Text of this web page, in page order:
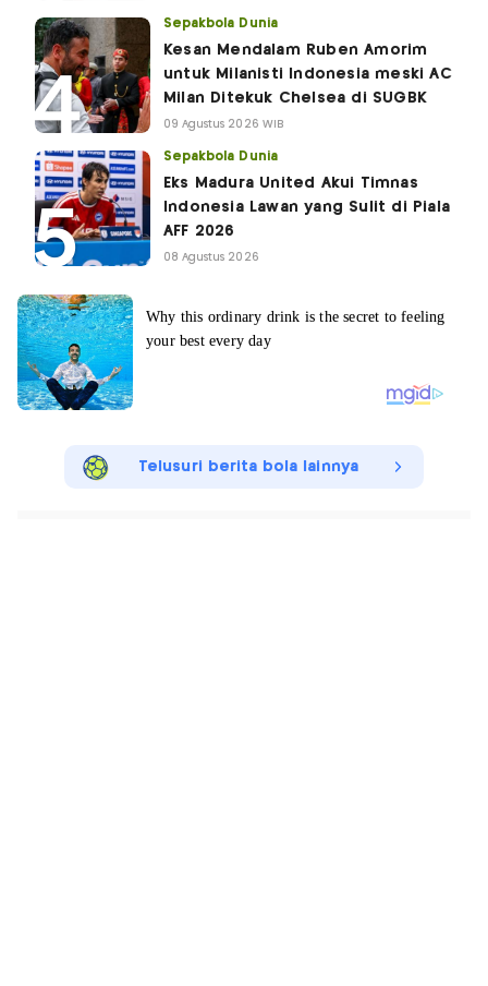
Sepakbola Dunia
Kesan Mendalam Ruben Amorim
untuk Milanisti Indonesia meski AC
Milan Ditekuk Chelsea di SUGBK
09 Agustus 2026 WIB
Sepakbola Dunia
Eks Madura United Akui Timnas
Indonesia Lawan yang Sulit di Piala
AFF 2026
08 Agustus 2026
Telusuri berita bola lainnya